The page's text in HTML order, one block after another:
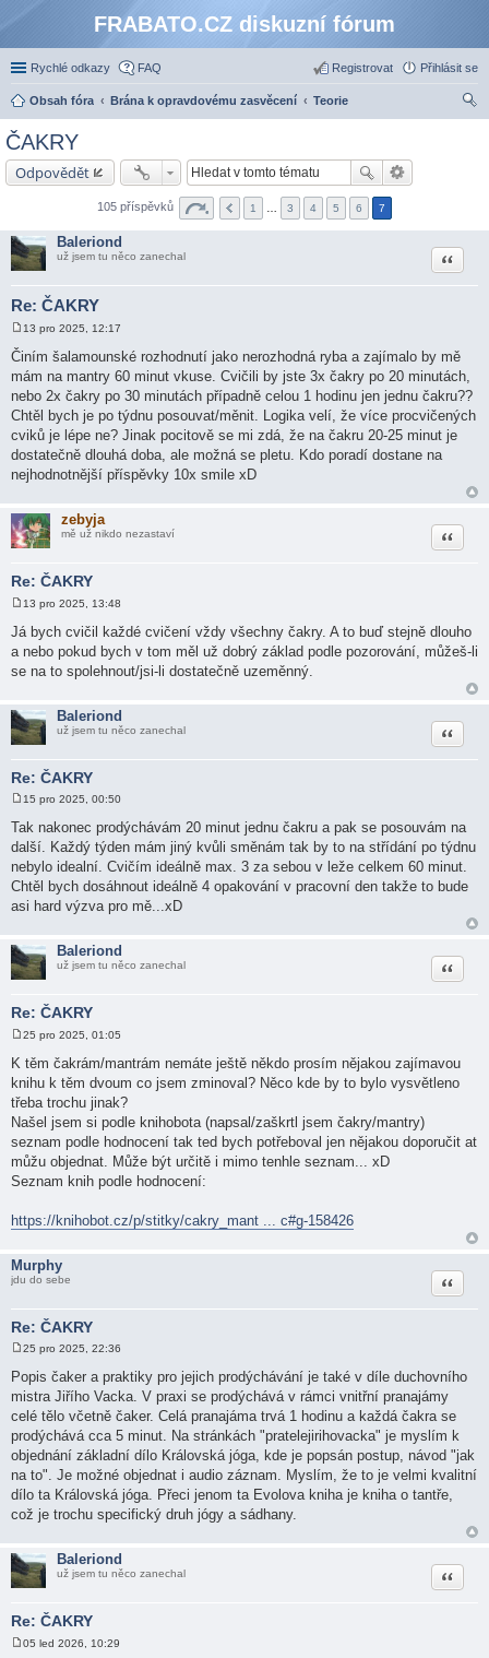
FRABATO.CZ diskuzní fórum
Rychlé odkazy FAQ Přihlásit se
Registrovat
Obsah fóra Brána k opravdovému zasvěcení
Teorie
ČAKRY
Odpovědět
105 příspěvků 1 3 4 5 6 7
Baleriond
už jsem tu něco zanechal
Re: ČAKRY
Citace
í
s
p
ě
v
e
k
13 pro 2025, 12:17
Činím šalamounské rozhodnutí jako nerozhodná ryba a zajímalo by mě
mám na mantry 60 minut vkuse. Cvičili by jste 3x čakry po 20 minutách,
nebo 2x čakry po 30 minutách případně celou 1 hodinu jen jednu čakru??
Chtěl bych je po týdnu posouvat/měnit. Logika velí, že více procvičených
cviků je lépe ne? Jinak pocitově se mi zdá, že na čakru 20-25 minut je
dostatečně dlouhá doba, ale možná se pletu. Kdo poradí dostane na
nejhodnotnější příspěvky 10x smile xD
zebyja
mě už nikdo nezastaví
Re: ČAKRY
Citace
ř
í
s
ě
e
k
13 pro 2025, 13:48
Já bych cvičil každé cvičení vždy všechny čakry. A to buď stejně dlouho
a nebo pokud bych v tom měl už dobrý základ podle pozorování, můžeš-li
se na to spolehnout/jsi-li dostatečně uzeměnný.
Baleriond
už jsem tu něco zanechal
Re: ČAKRY
Citace
í
s
p
ě
v
e
k
15 pro 2025, 00:50
Tak nakonec prodýchávám 20 minut jednu čakru a pak se posouvám na
další. Každý týden mám jiný kvůli směnám tak by to na střídání po týdnu
nebylo idealní. Cvičím ideálně max. 3 za sebou v leže celkem 60 minut.
Chtěl bych dosáhnout ideálně 4 opakování v pracovní den takže to bude
asi hard výzva pro mě...xD
Baleriond
už jsem tu něco zanechal
Re: ČAKRY
Citace
s
p
ě
v
k
25 pro 2025, 01:05
K těm čakrám/mantrám nemáte ještě někdo prosím nějakou zajímavou
knihu k těm dvoum co jsem zminoval? Něco kde by to bylo vysvětleno
třeba trochu jinak?
Našel jsem si podle knihobota (napsal/zaškrtl jsem čakry/mantry)
seznam podle hodnocení tak ted bych potřeboval jen nějakou doporučit at
můžu objednat. Může být určitě i mimo tenhle seznam... xD
Seznam knih podle hodnocení:
https://knihobot.cz/p/stitky/cakry_mant ... c#g-158426
Murphy
jdu do sebe
Re: ČAKRY
Citace
í
s
p
ě
v
e
k
25 pro 2025, 22:36
Popis čaker a praktiky pro jejich prodýchávání je také v díle duchovního
mistra Jiřího Vacka. V praxi se prodýchává v rámci vnitřní pranajámy
celé tělo včetně čaker. Celá pranajáma trvá 1 hodinu a každá čakra se
prodýchává cca 5 minut. Na stránkách "pratelejirihovacka" je myslím k
objednání základní dílo Královská jóga, kde je popsán postup, návod "jak
na to". Je možné objednat i audio záznam. Myslím, že to je velmi kvalitní
dílo ta Královská jóga. Přeci jenom ta Evolova kniha je kniha o tantře,
což je trochu specifický druh jógy a sádhany.
Baleriond
už jsem tu něco zanechal
Re: ČAKRY
Citace
05 led 2026, 10:29